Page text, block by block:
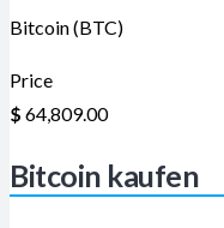
Bitcoin (BTC)
Price
$ 64,809.00
Bitcoin kaufen